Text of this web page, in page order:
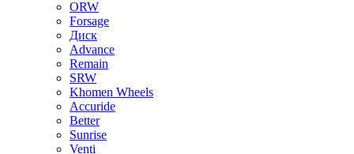
ORW
Forsage
Диск
Advance
Remain
SRW
Khomen Wheels
Accuride
Better
Sunrise
Venti